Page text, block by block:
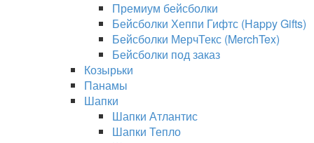
Премиум бейсболки
Бейсболки Хеппи Гифтс (Happy Gifts)
Бейсболки МерчТекс (MerchTex)
Бейсболки под заказ
Козырьки
Панамы
Шапки
Шапки Атлантис
Шапки Тепло